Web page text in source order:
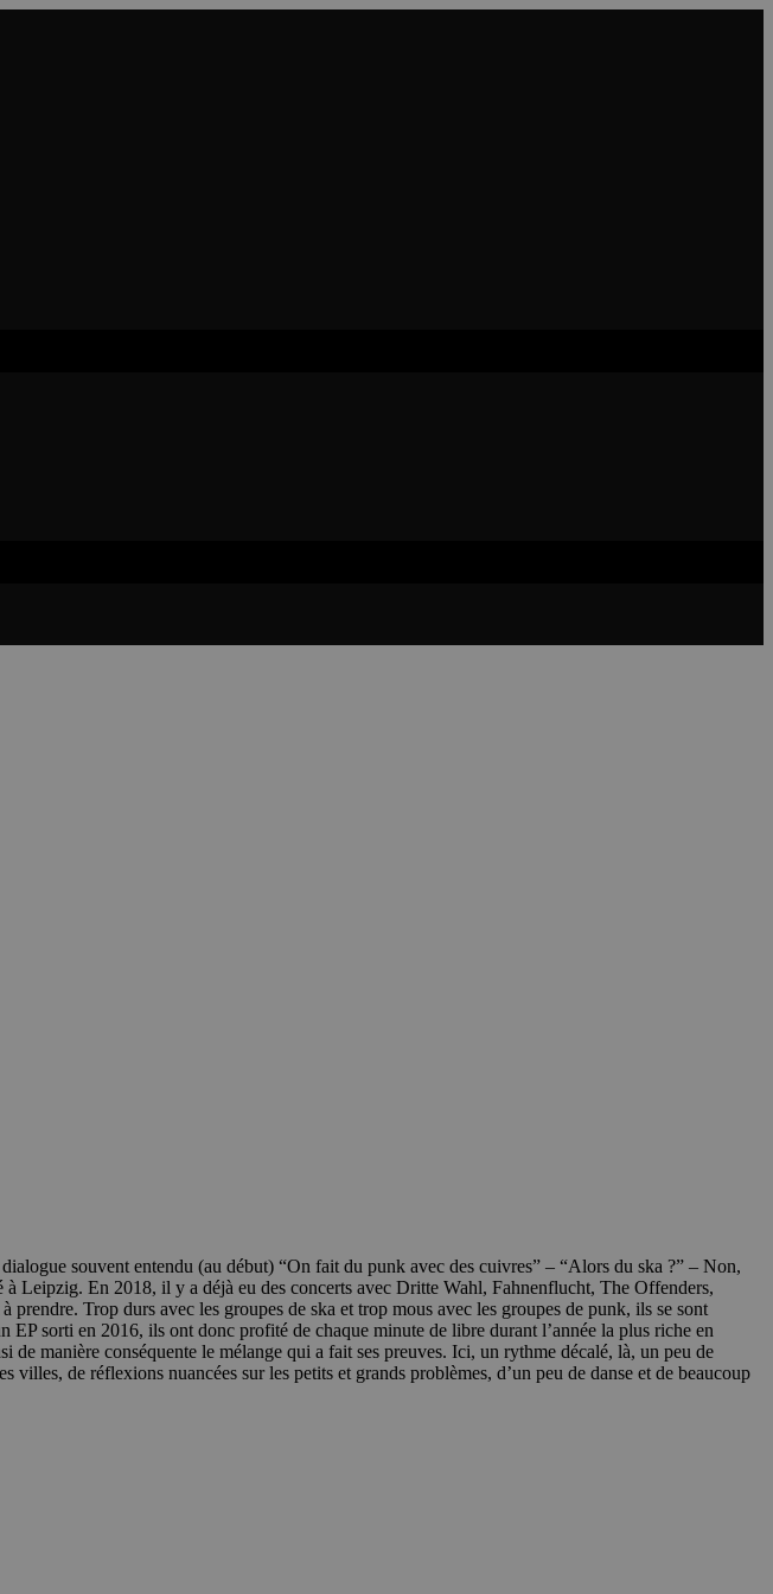
souvent entendu (au début) “On fait du punk avec des cuivres” – “Alors du ska ?” – Non,
Leipzig. En 2018, il y a déjà eu des concerts avec Dritte Wahl, Fahnenflucht, The Offenders,
Trop durs avec les groupes de ska et trop mous avec les groupes de punk, ils se sont
EP sorti en 2016, ils ont donc profité de chaque minute de libre durant l’année la plus riche en
manière conséquente le mélange qui a fait ses preuves. Ici, un rythme décalé, là, un peu de
de réflexions nuancées sur les petits et grands problèmes, d’un peu de danse et de beaucoup